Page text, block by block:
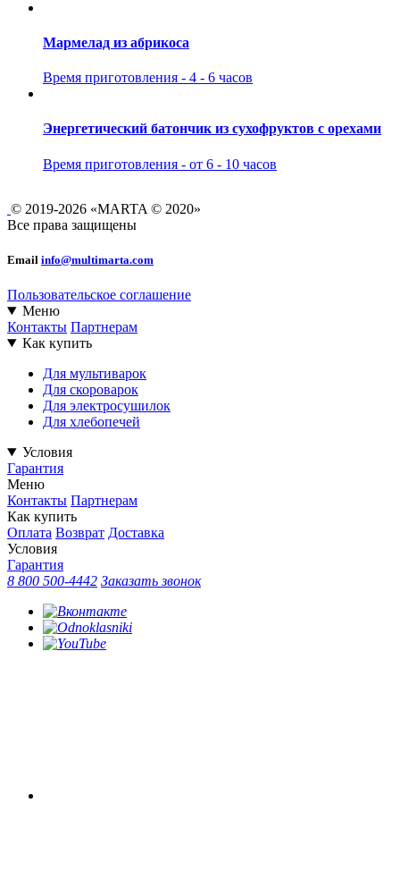
Мармелад из абрикоса
Время приготовления - 4 - 6 часов
Энергетический батончик из сухофруктов с орехами
Время приготовления - от 6 - 10 часов
© 2019-2026 «MARTA © 2020»
Все права защищены
Email info@multimarta.com
Пользовательское соглашение
Меню
Контакты Партнерам
Как купить
Для мультиварок
Для скороварок
Для электросушилок
Для хлебопечей
Условия
Гарантия
Меню
Контакты Партнерам
Как купить
Оплата Возврат Доставка
Условия
Гарантия
8 800 500-4442 Заказать звонок